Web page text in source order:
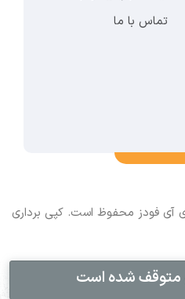
شده است
تماس با ما
آی فودز محفوظ است. کپی برداری
Copyright © 2019 - 2025 |